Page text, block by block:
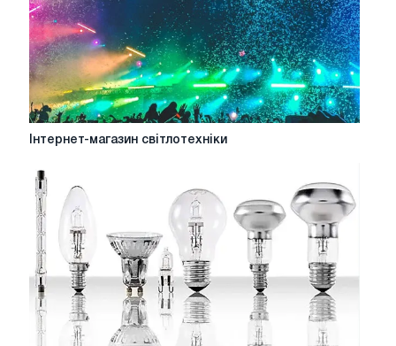
Інтернет-
світлотехніки
Інтернет-магазин світлотехніки